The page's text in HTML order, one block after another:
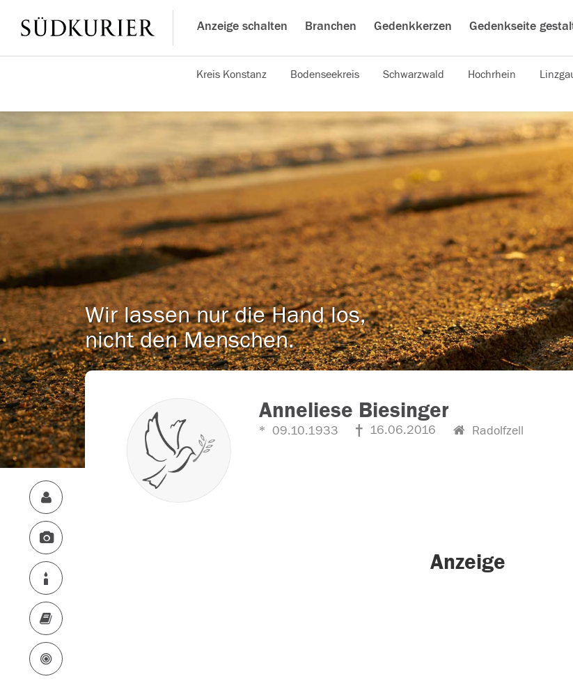
Anzeige schalten Branchen Gedenkkerzen Gedenkseite
Kreis Konstanz Bodenseekreis Schwarzwald Hochrhein
Wir lassen nur die Hand los,
nicht den Menschen.
Anneliese Biesinger
09.10.1933 16.06.2016 Radolfzell
Anzeige